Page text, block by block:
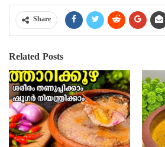
Share
Related Posts